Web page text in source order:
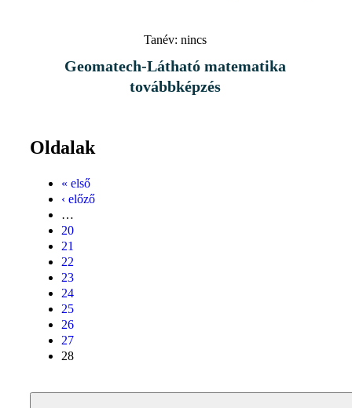
Tanév: nincs
Geomatech-Látható matematika
továbbképzés
Oldalak
« első
‹ előző
…
20
21
22
23
24
25
26
27
28